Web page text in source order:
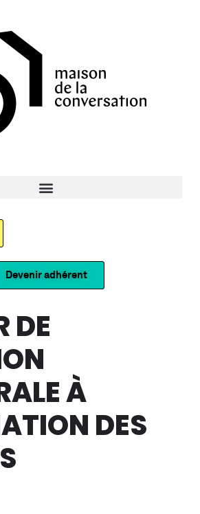
Devenir adhérent
DE
À
DES